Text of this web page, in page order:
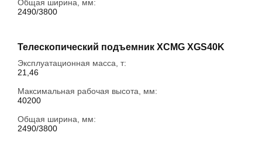
Общая ширина, мм:
2490/3800
Телескопический подъемник XCMG XGS40K
Эксплуатационная масса, т:
21,46
Максимальная рабочая высота, мм:
40200
Общая ширина, мм:
2490/3800